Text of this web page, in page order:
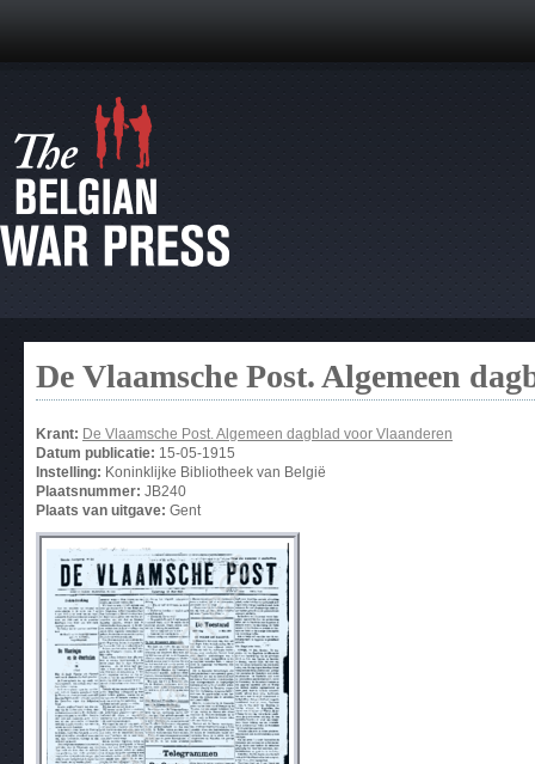
De Vlaamsche Post. Algemeen
Krant: De Vlaamsche Post. Algemeen dagblad voor Vlaanderen
Datum publicatie: 15-05-1915
Instelling: Koninklijke Bibliotheek van België
Plaatsnummer: JB240
Plaats van uitgave: Gent